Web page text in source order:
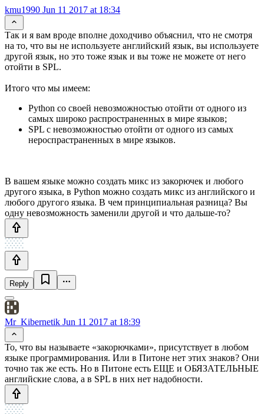
kmu1990 Jun 11 2017 at 18:34
Так и я вам вроде вполне доходчиво объяснил, что не смотря
на то, что вы не используете английский язык, вы используете
другой язык, но это тоже язык и вы тоже не можете от него
отойти в SPL.
Итого что мы имеем:
Python со своей невозможностью отойти от одного из
самых широко распространенных в мире языков;
SPL с невозможностью отойти от одного из самых
нероспрастраненных в мире языков.
В вашем языке можно создать микс из закорючек и любого
другого языка, в Python можно создать микс из английского и
любого другого языка. В чем принципиальная разница? Вы
одну невозможность заменили другой и что дальше-то?
Reply
Mr_Kibernetik Jun 11 2017 at 18:39
То, что вы называете «закорючками», присутствует в любом
языке программирования. Или в Питоне нет этих знаков? Они
точно так же есть. Но в Питоне есть ЕЩЕ и ОБЯЗАТЕЛЬНЫЕ
английские слова, а в SPL в них нет надобности.